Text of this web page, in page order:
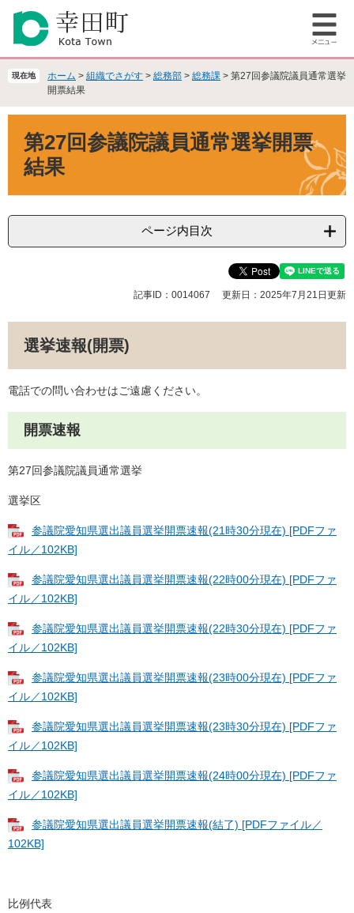
の
で
ー
ば
メ
ー
現在地 ホーム > 組織でさがす > 総務部 > 総務課 > 第27回参議院議員通常選挙
開票結果
第27回参議院議員通常選挙開票
結果
ページ内目次
記事ID：0014067 更新日：2025年7月21日更新
選挙速報(開票)
電話での問い合わせはご遠慮ください。
開票速報
第27回参議院議員通常選挙
選挙区
参議院愛知県選出議員選挙開票速報(21時30分現在) [PDFファ
イル／102KB]
参議院愛知県選出議員選挙開票速報(22時00分現在) [PDFファ
イル／102KB]
参議院愛知県選出議員選挙開票速報(22時30分現在) [PDFファ
イル／102KB]
参議院愛知県選出議員選挙開票速報(23時00分現在) [PDFファ
イル／102KB]
参議院愛知県選出議員選挙開票速報(23時30分現在) [PDFファ
イル／102KB]
参議院愛知県選出議員選挙開票速報(24時00分現在) [PDFファ
イル／102KB]
参議院愛知県選出議員選挙開票速報(結了) [PDFファイル／
102KB]
比例代表